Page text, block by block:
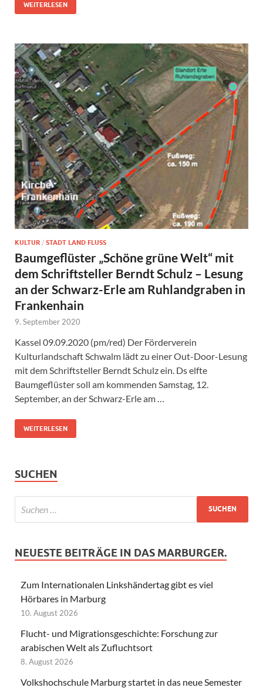
WEITERLESEN
KULTUR / STADT LAND FLUSS
Baumgeflüster „Schöne grüne Welt“ mit
dem Schriftsteller Berndt Schulz – Lesung
an der Schwarz-Erle am Ruhlandgraben in
Frankenhain
9. September 2020
Kassel 09.09.2020 (pm/red) Der Förderverein
Kulturlandschaft Schwalm lädt zu einer Out-Door-Lesung
mit dem Schriftsteller Berndt Schulz ein. Ds elfte
Baumgeflüster soll am kommenden Samstag, 12.
September, an der Schwarz-Erle am …
WEITERLESEN
SUCHEN
NEUESTE BEITRÄGE IN DAS MARBURGER.
Zum Internationalen Linkshändertag gibt es viel
Hörbares in Marburg
10. August 2026
Flucht- und Migrationsgeschichte: Forschung zur
arabischen Welt als Zufluchtsort
8. August 2026
Volkshochschule Marburg startet in das neue Semester